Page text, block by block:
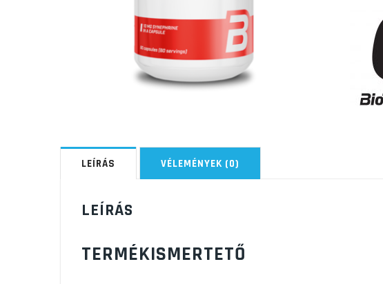
LEÍRÁS VÉLEMÉNYEK (0)
LEÍRÁS
TERMÉKISMERTETŐ